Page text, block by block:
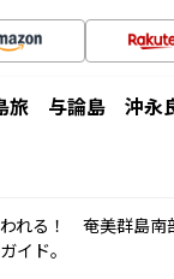
旅 与論島 沖永
れる！ 奄美群島
イド。